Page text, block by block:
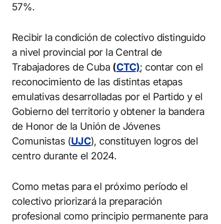
57%.
Recibir la condición de colectivo distinguido
a nivel provincial por la Central de
Trabajadores de Cuba (CTC); contar con el
reconocimiento de las distintas etapas
emulativas desarrolladas por el Partido y el
Gobierno del territorio y obtener la bandera
de Honor de la Unión de Jóvenes
Comunistas (UJC), constituyen logros del
centro durante el 2024.
Como metas para el próximo período el
colectivo priorizará la preparación
profesional como principio permanente para